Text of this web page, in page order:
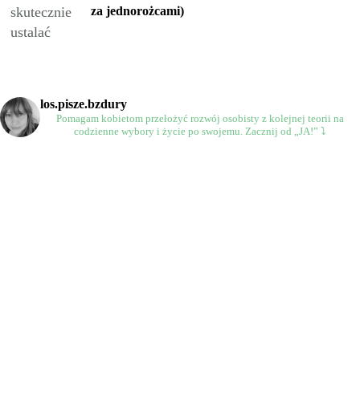
za jednorożcami)
los.pisze.bzdury
Pomagam kobietom przełożyć rozwój osobisty z kolejnej teorii na
codzienne wybory i życie po swojemu. Zacznij od „JA!” ⤵️